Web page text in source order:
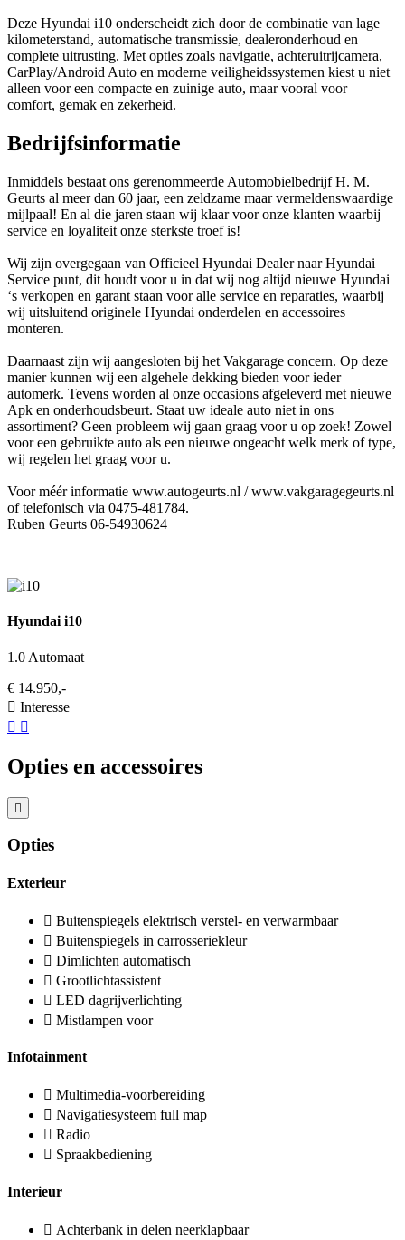
Deze Hyundai i10 onderscheidt zich door de combinatie van lage
kilometerstand, automatische transmissie, dealeronderhoud en
complete uitrusting. Met opties zoals navigatie, achteruitrijcamera,
CarPlay/Android Auto en moderne veiligheidssystemen kiest u niet
alleen voor een compacte en zuinige auto, maar vooral voor
comfort, gemak en zekerheid.
Bedrijfsinformatie
Inmiddels bestaat ons gerenommeerde Automobielbedrijf H. M.
Geurts al meer dan 60 jaar, een zeldzame maar vermeldenswaardige
mijlpaal! En al die jaren staan wij klaar voor onze klanten waarbij
service en loyaliteit onze sterkste troef is!
Wij zijn overgegaan van Officieel Hyundai Dealer naar Hyundai
Service punt, dit houdt voor u in dat wij nog altijd nieuwe Hyundai
‘s verkopen en garant staan voor alle service en reparaties, waarbij
wij uitsluitend originele Hyundai onderdelen en accessoires
monteren.
Daarnaast zijn wij aangesloten bij het Vakgarage concern. Op deze
manier kunnen wij een algehele dekking bieden voor ieder
automerk. Tevens worden al onze occasions afgeleverd met nieuwe
Apk en onderhoudsbeurt. Staat uw ideale auto niet in ons
assortiment? Geen probleem wij gaan graag voor u op zoek! Zowel
voor een gebruikte auto als een nieuwe ongeacht welk merk of type,
wij regelen het graag voor u.
Voor méér informatie www.autogeurts.nl / www.vakgaragegeurts.nl
of telefonisch via 0475-481784.
Ruben Geurts 06-54930624
Hyundai i10
1.0 Automaat
€ 14.950,-
Interesse
Opties en accessoires
Opties
Exterieur
Buitenspiegels elektrisch verstel- en verwarmbaar
Buitenspiegels in carrosseriekleur
Dimlichten automatisch
Grootlichtassistent
LED dagrijverlichting
Mistlampen voor
Infotainment
Multimedia-voorbereiding
Navigatiesysteem full map
Radio
Spraakbediening
Interieur
Achterbank in delen neerklapbaar